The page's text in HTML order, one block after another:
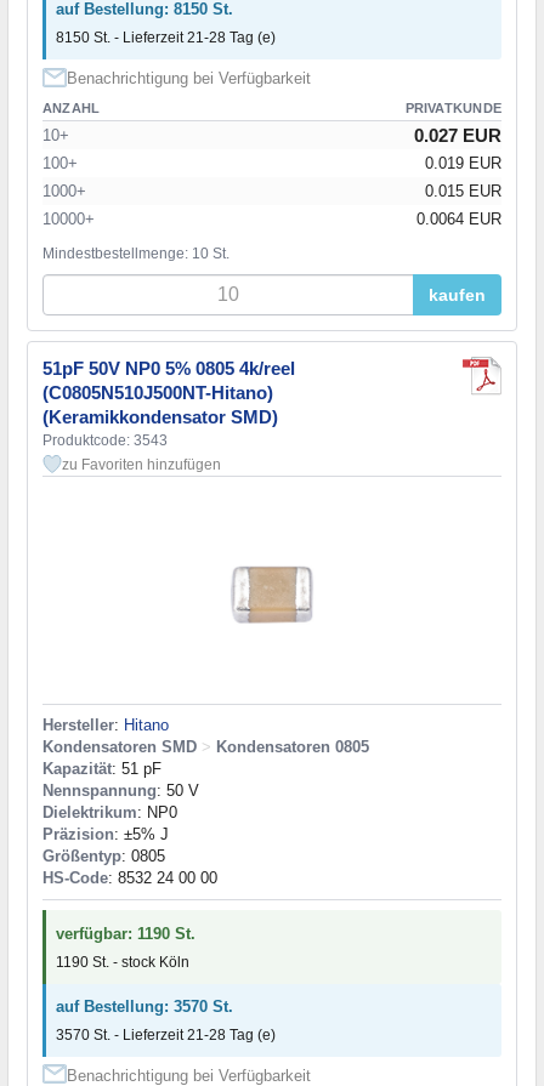
auf Bestellung: 8150 St.
8150 St. - Lieferzeit 21-28 Tag (e)
Benachrichtigung bei Verfügbarkeit
ANZAHL PRIVATKUNDE
10+ 0.027 EUR
100+
0.019 EUR
1000+
0.015 EUR
10000+
0.0064 EUR
Mindestbestellmenge: 10 St.
kaufen
51pF 50V NP0 5% 0805 4k/reel
(C0805N510J500NT-Hitano)
(Keramikkondensator SMD)
Produktcode: 3543
zu Favoriten hinzufügen
Hersteller: Hitano
Kondensatoren SMD > Kondensatoren 0805
Kapazität: 51 pF
Nennspannung: 50 V
Dielektrikum: NP0
Präzision: ±5% J
Größentyp: 0805
HS-Code: 8532 24 00 00
verfügbar: 1190 St.
1190 St. - stock Köln
auf Bestellung: 3570 St.
3570 St. - Lieferzeit 21-28 Tag (e)
Benachrichtigung bei Verfügbarkeit